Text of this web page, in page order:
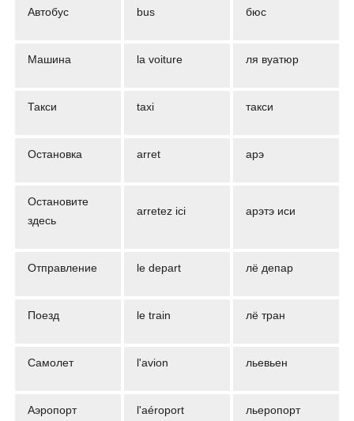
Автобус bus бюс
Машина la voiture ля вуатюр
Такси taxi такси
Остановка arret арэ
Остановите
здесь
arretez ici арэтэ иси
Отправление le depart лё депар
Поезд le train лё тран
Самолет l'avion льевьен
Аэропорт l'aéroport льеропорт